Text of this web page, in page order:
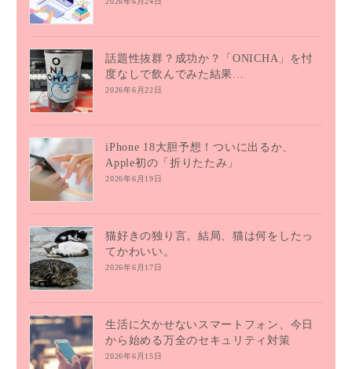
話題性抜群？成功か？「ONICHA」を忖
度なしで飲んでみた結果…
2026年6月22日
iPhone 18大胆予想！ついに出るか、
Apple初の「折りたたみ」
2026年6月19日
猫好きの独り言。結局、猫は何をしたっ
てかわいい。
2026年6月17日
生活に欠かせないスマートフォン、今日
から始める万全のセキュリティ対策
2026年6月15日